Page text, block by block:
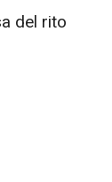
del rito